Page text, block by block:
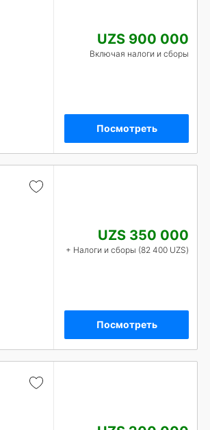
UZS 900 000
Включая налоги и сборы
Посмотреть
UZS 350 000
+ Налоги и сборы (82 400 UZS)
Посмотреть